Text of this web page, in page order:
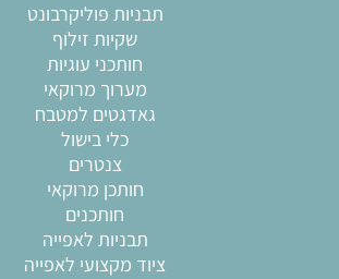
תבניות פוליקרבונט
שקיות זילוף
חותכני עוגיות
מערוך מרוקאי
גאדגטים למטבח
כלי בישול
צנטרים
חותכן מרוקאי
חותכנים
תבניות לאפייה
ציוד מקצועי לאפייה